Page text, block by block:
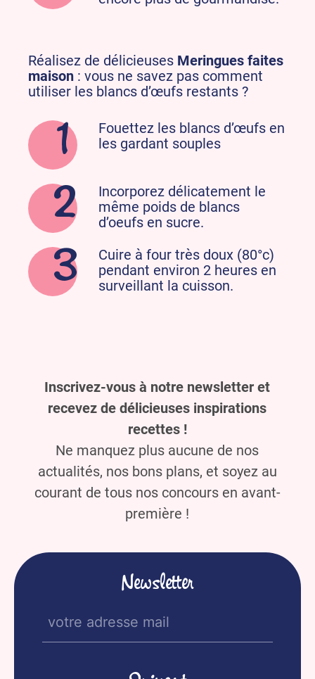
Réalisez de délicieuses Meringues faites
maison : vous ne savez pas comment
utiliser les blancs d’œufs restants ?
Fouettez les blancs d’œufs en
les gardant souples
Incorporez délicatement le
même poids de blancs
d’oeufs en sucre.
Cuire à four très doux (80°c)
pendant environ 2 heures en
surveillant la cuisson.
Inscrivez-vous à notre newsletter et
recevez de délicieuses inspirations
recettes !
Ne manquez plus aucune de nos
actualités, nos bons plans, et soyez au
courant de tous nos concours en avant-
première !
Newsletter
E-
mail